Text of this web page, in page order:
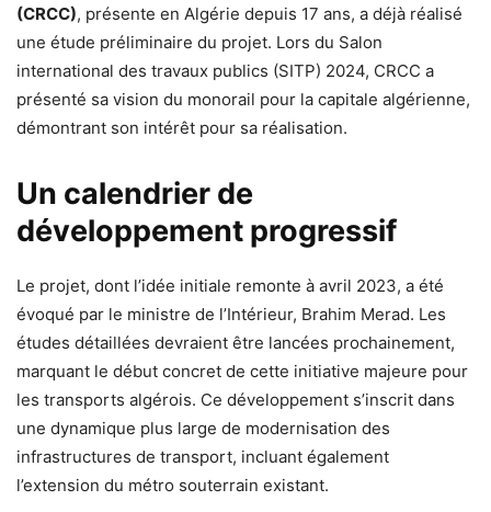
(CRCC), présente en Algérie depuis 17 ans, a déjà réalisé
une étude préliminaire du projet. Lors du Salon
international des travaux publics (SITP) 2024, CRCC a
présenté sa vision du monorail pour la capitale algérienne,
démontrant son intérêt pour sa réalisation.
Un calendrier de
développement progressif
Le projet, dont l’idée initiale remonte à avril 2023, a été
évoqué par le ministre de l’Intérieur, Brahim Merad. Les
études détaillées devraient être lancées prochainement,
marquant le début concret de cette initiative majeure pour
les transports algérois. Ce développement s’inscrit dans
une dynamique plus large de modernisation des
infrastructures de transport, incluant également
l’extension du métro souterrain existant.